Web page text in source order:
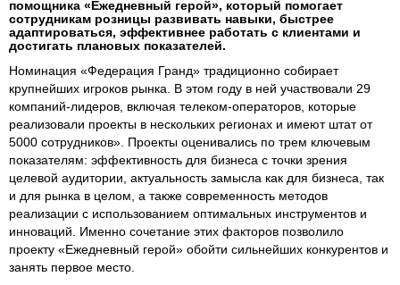
помощника «Ежедневный герой», который помогает
сотрудникам розницы развивать навыки, быстрее
адаптироваться, эффективнее работать с клиентами и
достигать плановых показателей.
Номинация «Федерация Гранд» традиционно собирает
крупнейших игроков рынка. В этом году в ней участвовали 29
компаний-лидеров, включая телеком-операторов, которые
реализовали проекты в нескольких регионах и имеют штат от
5000 сотрудников». Проекты оценивались по трем ключевым
показателям: эффективность для бизнеса с точки зрения
целевой аудитории, актуальность замысла как для бизнеса, так
и для рынка в целом, а также современность методов
реализации с использованием оптимальных инструментов и
инноваций. Именно сочетание этих факторов позволило
проекту «Ежедневный герой» обойти сильнейших конкурентов и
занять первое место.